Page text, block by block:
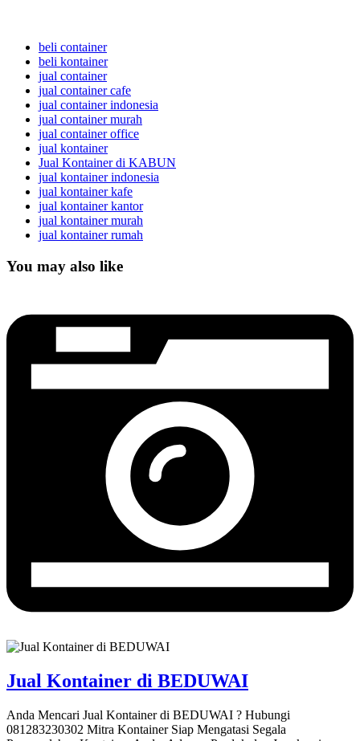
beli container
beli kontainer
jual container
jual container cafe
jual container indonesia
jual container murah
jual container office
jual kontainer
Jual Kontainer di KABUN
jual kontainer indonesia
jual kontainer kafe
jual kontainer kantor
jual kontainer murah
jual kontainer rumah
You may also like
Jual Kontainer di BEDUWAI
Anda Mencari Jual Kontainer di BEDUWAI ? Hubungi
081283230302 Mitra Kontainer Siap Mengatasi Segala